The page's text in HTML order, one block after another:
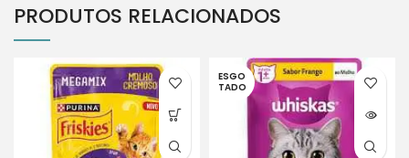
PRODUTOS RELACIONADOS
ESGO
TADO